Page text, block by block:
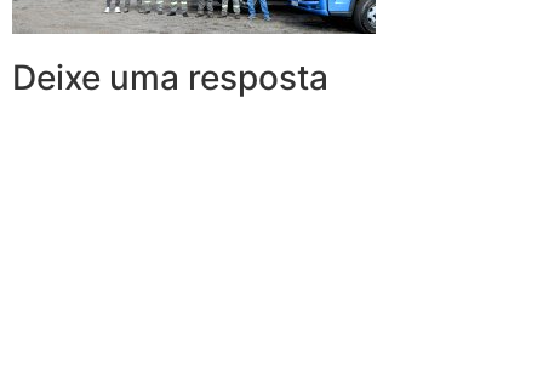
Deixe uma resposta